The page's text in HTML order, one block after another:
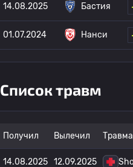
14.08.2025 Бастия
01.07.2024 Нанси
Список травм
Получил Вылечил Травма
14.08.2025 12.09.2025